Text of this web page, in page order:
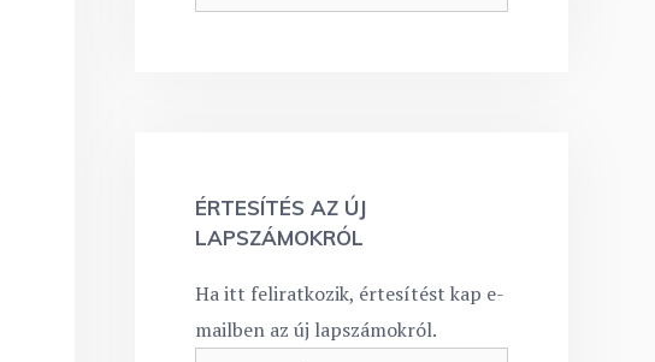
ÉRTESÍTÉS AZ ÚJ
LAPSZÁMOKRÓL
Ha itt feliratkozik, értesítést kap e-
mailben az új lapszámokról.